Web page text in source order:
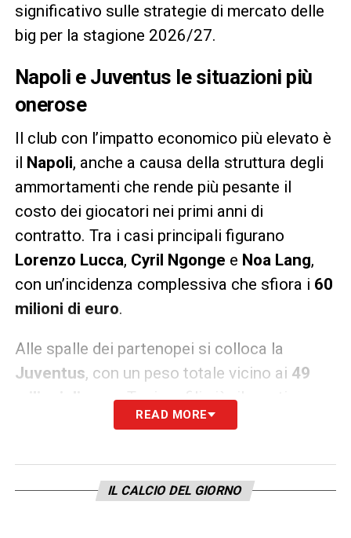
significativo sulle strategie di mercato delle
big per la stagione 2026/27.
Napoli e Juventus le situazioni più
onerose
Il club con l’impatto economico più elevato è
il Napoli, anche a causa della struttura degli
ammortamenti che rende più pesante il
costo dei giocatori nei primi anni di
contratto. Tra i casi principali figurano
Lorenzo Lucca, Cyril Ngonge e Noa Lang,
con un’incidenza complessiva che sfiora i 60
milioni di euro.
Alle spalle dei partenopei si colloca la
Juventus, con un peso totale vicino ai 49
milioni di euro. Tra i profili più rilevanti
Douglas Luiz, il cui impatto si
quale il mancato obbligo di riscatto lascia
comunque aperti scenari di permanenza
READ MORE
IL CALCIO DEL GIORNO